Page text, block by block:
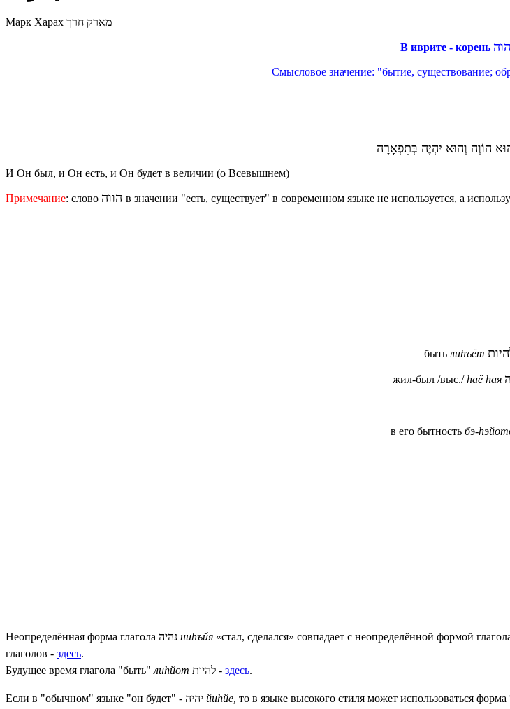
Марк Харах מארק חרך
В иврите - корень
Смысловое значение: "бытие, существование;
הוֹוֶה וְהוּא יִהְיֶה בְּתִפְאָרָה
И Он был, и Он есть, и Он будет в величии (о Всевышнем)
Примечание: слово
быть лиhъёт
жил-был /выс./hаё hая
в его бытность бэ-
Неопределённая форма глагола נהיה ниhъйя «стал, сделался» совпадает с неопределённой формой
глаголов - здесь.
Будущее время глагола "быть" лиhйот להיות - здесь.
йиhйе,